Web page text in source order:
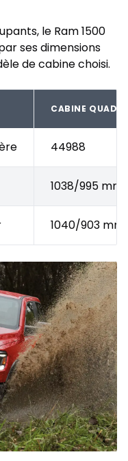
le Ram 1500
ses dimensions
de cabine choisi.
CABINE QUAD
44988
1038/995 mm
1040/903 mm